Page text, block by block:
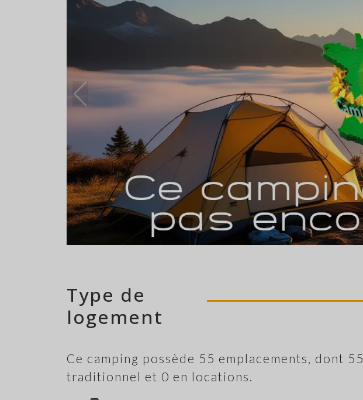
55 emplacements
Type de
logement
Ce camping possède 55 emplacements, dont 55
traditionnel et 0 en locations.